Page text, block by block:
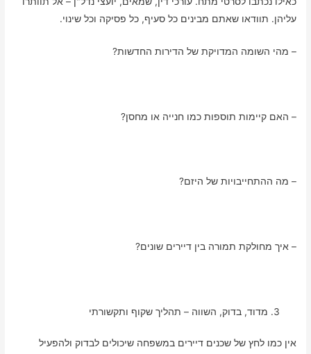
עליהן. תוודאו שאתם מבינים כל סעיף, כל פסיקה וכל שינוי.
– מהי השומה המדויקת של הדירות החדשות?
– האם קיימות תוספות כמו חנייה או מחסן?
– מה ההתחייבויות של היזם?
– איך מחולקת תמורה בין דיירים שונים?
מדוד, בדוק, השווה – תהליך שקוף ותקשורתי
אין כמו לחץ של שכנים דיירים במשפחה שיכולים לבדוק ולהפעיל